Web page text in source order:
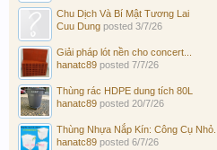
Chu Dịch Và Bí Mật Tương Lai
Cuu Dung posted 3/7/26
Giải pháp lót nền cho concert...
hanatc89 posted 7/7/26
Thùng rác HDPE dung tích 80L
hanatc89 posted 20/7/26
Thùng Nhựa Nắp Kín: Công Cụ Nhỏ...
hanatc89 posted 6/7/26